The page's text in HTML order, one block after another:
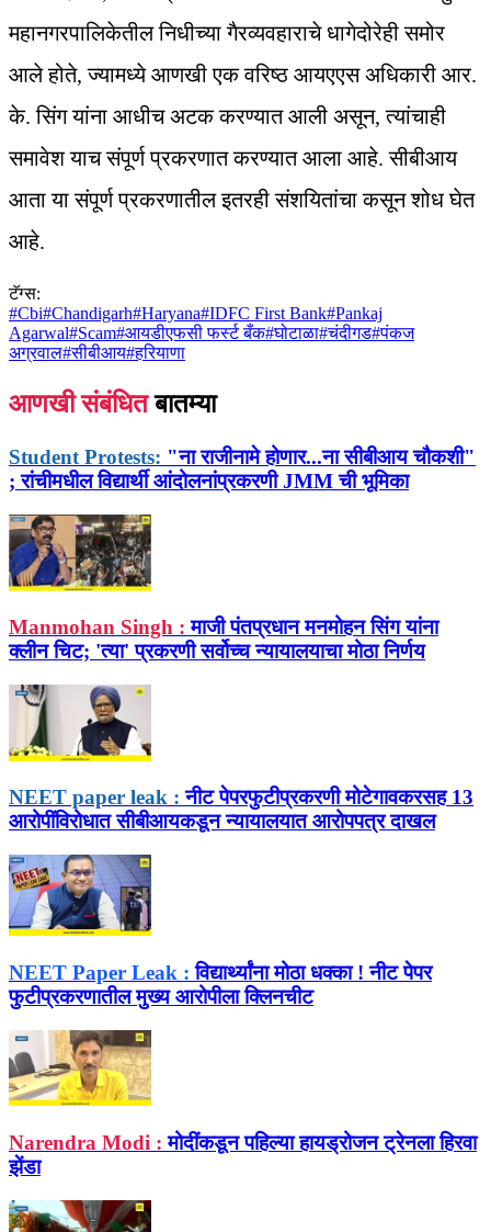
महानगरपालिकेतील निधीच्या गैरव्यवहाराचे धागेदोरेही समोर
आले होते, ज्यामध्ये आणखी एक वरिष्ठ आयएएस अधिकारी आर.
के. सिंग यांना आधीच अटक करण्यात आली असून, त्यांचाही
समावेश याच संपूर्ण प्रकरणात करण्यात आला आहे. सीबीआय
आता या संपूर्ण प्रकरणातील इतरही संशयितांचा कसून शोध घेत
आहे.
टॅग्स:
#Cbi#Chandigarh#Haryana#IDFC First Bank#Pankaj
Agarwal#Scam#आयडीएफसी फर्स्ट बँक#घोटाळा#चंदीगड#पंकज
अग्रवाल#सीबीआय#हरियाणा
आणखी संबंधित बातम्या
Student Protests: "ना राजीनामे होणार...ना सीबीआय चौकशी"
; रांचीमधील विद्यार्थी आंदोलनांप्रकरणी JMM ची भूमिका
Manmohan Singh : माजी पंतप्रधान मनमोहन सिंग यांना
क्‍लीन चिट; 'त्या' प्रकरणी सर्वोच्‍च न्‍यायालयाचा मोठा निर्णय
NEET paper leak : नीट पेपरफुटीप्रकरणी मोटेगावकरसह 13
आरोपींविरोधात सीबीआयकडून न्यायालयात आरोपपत्र दाखल
NEET Paper Leak : विद्यार्थ्यांना मोठा धक्का ! नीट पेपर
फुटीप्रकरणातील मुख्य आरोपीला क्लिनचीट
Narendra Modi : मोदींकडून पहिल्या हायड्रोजन ट्रेनला हिरवा
झेंडा